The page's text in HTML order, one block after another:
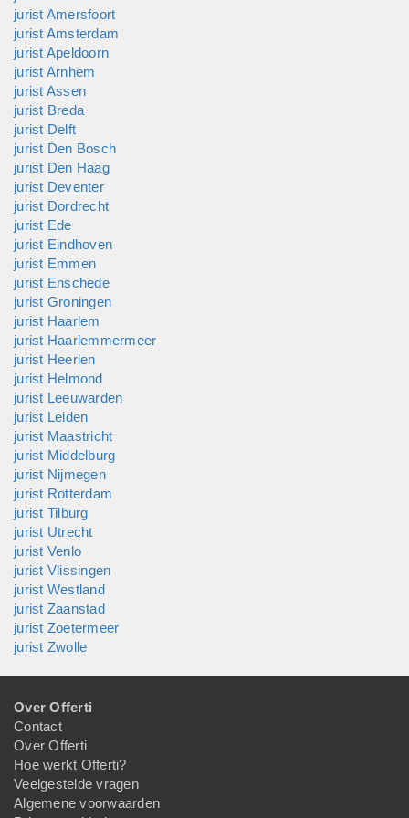
zijn. Van medewerkers die klagen over hun loonstrook, zult u
geen last hebben. Net als u zijn ook w...
jurist Amersfoort
jurist Amsterdam
jurist Apeldoorn
jurist Arnhem
jurist Assen
jurist Breda
jurist Delft
jurist Den Bosch
jurist Den Haag
jurist Deventer
jurist Dordrecht
jurist Ede
jurist Eindhoven
jurist Emmen
jurist Enschede
jurist Groningen
jurist Haarlem
jurist Haarlemmermeer
jurist Heerlen
jurist Helmond
jurist Leeuwarden
jurist Leiden
jurist Maastricht
jurist Middelburg
jurist Nijmegen
jurist Rotterdam
jurist Tilburg
jurist Utrecht
jurist Venlo
jurist Vlissingen
jurist Westland
jurist Zaanstad
jurist Zoetermeer
jurist Zwolle
Over Offerti
Contact
Over Offerti
Hoe werkt Offerti?
Veelgestelde vragen
Algemene voorwaarden